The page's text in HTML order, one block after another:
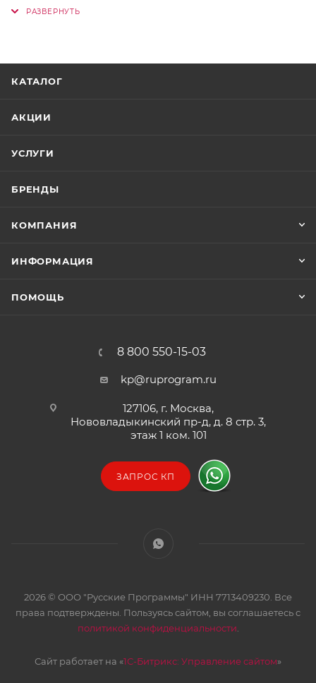
КАТАЛОГ
АКЦИИ
УСЛУГИ
БРЕНДЫ
КОМПАНИЯ
ИНФОРМАЦИЯ
ПОМОЩЬ
8 800 550-15-03
kp@ruprogram.ru
127106, г. Москва,
Нововладыкинский пр-д, д. 8 стр. 3,
этаж 1 ком. 101
ЗАПРОС КП
2026 © ООО "Русские Программы" ИНН 7713409230. Все
права подтверждены. Пользуясь сайтом, вы соглашаетесь с
политикой конфиденциальности
Сайт работает на «1С-Битрикс: Управление сайтом»